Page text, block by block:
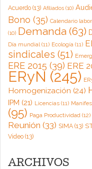
Acuerdo (13) Afiliados (10)
Bono (35) Calendario
(10) Demanda (63)
Día mundial(11) Ecología (11)
sindicales (51)
ERE 2015 (39) ERE
ERyN (245)
Homogenización (24)
IPM (21) Licencias (11)
(95) Paga Productividad (12)
Reunión (33) SIMA (13)
Video (13)
ARCHIVOS